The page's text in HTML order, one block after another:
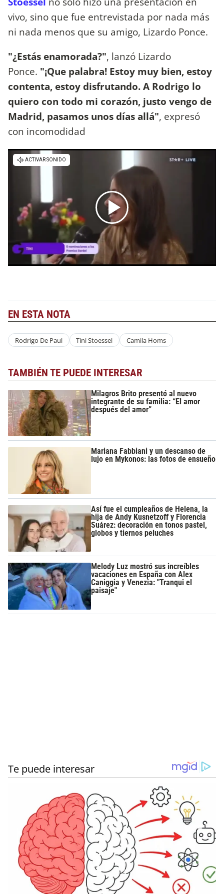
vivo, sino que fue entrevistada por nada más
ni nada menos que su amigo, Lizardo Ponce.
"¿Estás enamorada?", lanzó Lizardo
Ponce. "¡Que palabra! Estoy muy bien, estoy
contenta, estoy disfrutando. A Rodrigo lo
quiero con todo mi corazón, justo vengo de
Madrid, pasamos unos días allá", expresó
con incomodidad
EN ESTA NOTA
Rodrigo De Paul Tini Stoessel Camila Homs
TAMBIÉN TE PUEDE INTERESAR
Milagros Brito presentó al nuevo
integrante de su familia: “El amor
después del amor”
Mariana Fabbiani y un descanso de
lujo en Mykonos: las fotos de ensueño
Así fue el cumpleaños de Helena, la
hija de Andy Kusnetzoff y Florencia
Suárez: decoración en tonos pastel,
globos y tiernos peluches
Melody Luz mostró sus increíbles
vacaciones en España con Alex
Caniggia y Venezia: "Tranqui el
paisaje"